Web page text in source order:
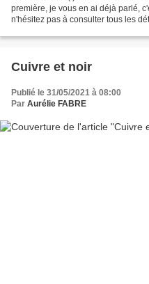
première, je vous en ai déjà parlé,
n'hésitez pas à consulter tous les
Cuivre et noir
Publié le 31/05/2021 à 08:00
Par Aurélie FABRE